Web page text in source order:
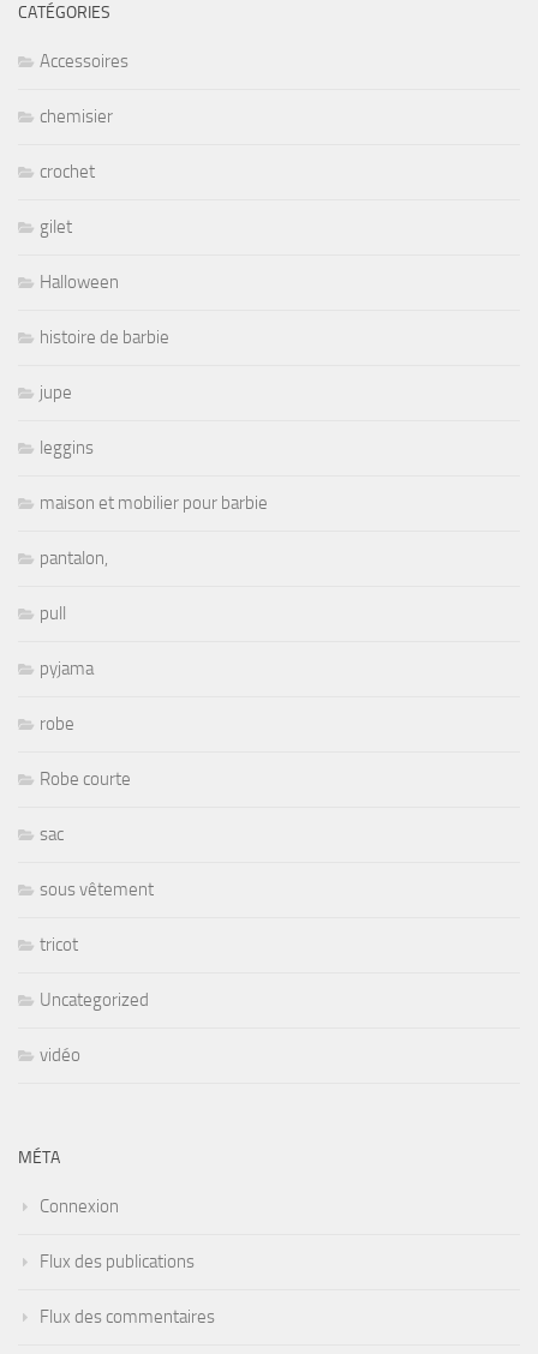
CATÉGORIES
Accessoires
chemisier
crochet
gilet
Halloween
histoire de barbie
jupe
leggins
maison et mobilier pour barbie
pantalon,
pull
pyjama
robe
Robe courte
sac
sous vêtement
tricot
Uncategorized
vidéo
MÉTA
Connexion
Flux des publications
Flux des commentaires